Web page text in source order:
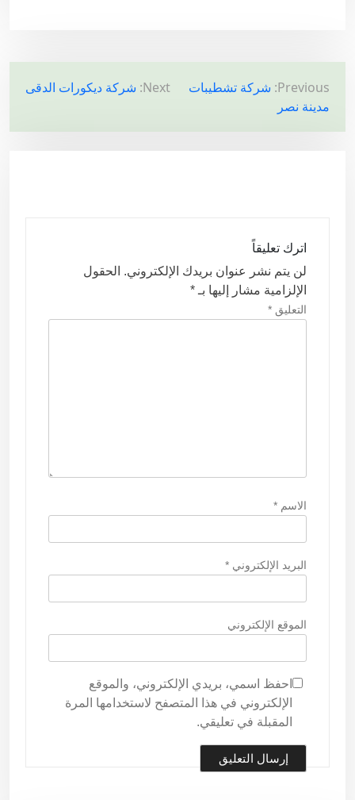
ت
ص
فّ
Previous: شركة تشطيبات
مدينة نصر
Next: شركة ديكورات الدقى
اترك تعليقاً
لن يتم نشر عنوان بريدك الإلكتروني. الحقول
الإلزامية مشار إليها بـ *
التعليق *
الاسم *
البريد الإلكتروني *
الموقع الإلكتروني
احفظ اسمي، بريدي الإلكتروني، والموقع
الإلكتروني في هذا المتصفح لاستخدامها المرة
المقبلة في تعليقي.